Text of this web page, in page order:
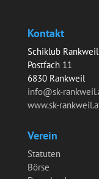
Kontakt
Schiklub Rankweil
Postfach 11
6830 Rankweil
info@sk-
www.sk-
Verein
Statuten
Börse